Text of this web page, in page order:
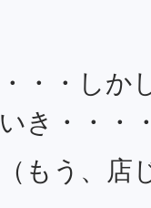
・・・しか
いき・・・
（もう、